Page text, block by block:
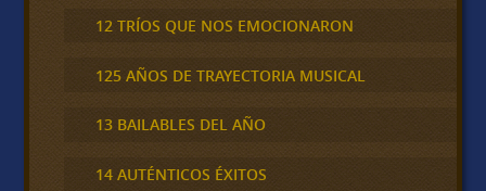
12 TRÍOS QUE NOS EMOCIONARON
125 AÑOS DE TRAYECTORIA MUSICAL
13 BAILABLES DEL AÑO
14 AUTÉNTICOS ÉXITOS